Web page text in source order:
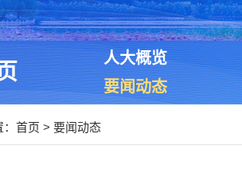
人大概览
要闻动态
首页 > 要闻动态